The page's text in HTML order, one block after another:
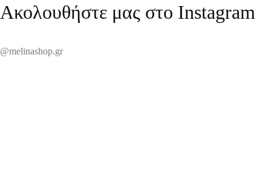
Ακολουθήστε μας στο Instagram
@melinashop.gr